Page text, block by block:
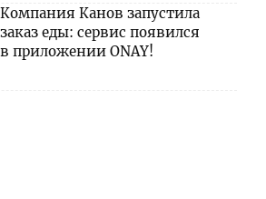
Компания Канов запустила
заказ еды: сервис появился
в приложении ONAY!